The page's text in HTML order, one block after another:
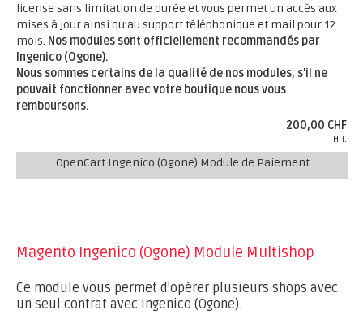
license sans limitation de durée et vous permet un accès aux
mises à jour ainsi qu’au support téléphonique et mail pour 12
mois. Nos modules sont officiellement recommandés par
Ingenico (Ogone).
Nous sommes certains de la qualité de nos modules, s’il ne
pouvait fonctionner avec votre boutique nous vous
remboursons.
200,00 CHF
H.T.
OpenCart Ingenico (Ogone) Module de Paiement
Magento Ingenico (Ogone) Module Multishop
Ce module vous permet d'opérer plusieurs shops avec
un seul contrat avec Ingenico (Ogone).